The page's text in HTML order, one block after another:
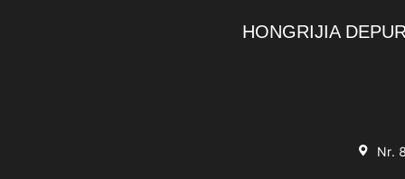
HONGRIJIA
Nr.